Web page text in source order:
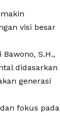
visi besar
S.H.,
didasarkan
generasi
fokus pada